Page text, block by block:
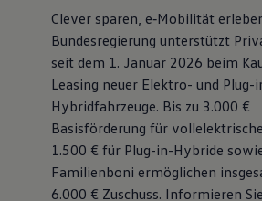
Clever sparen, e‑Mobilität
Bundesregierung unterstützt
seit dem 1. Januar 2026 beim
Leasing neuer Elektro- und Plug-
Hybridfahrzeuge. Bis zu 3.000 €
Basisförderung für
1.500 € für Plug-in-Hybride
Familienboni ermöglichen
6.000 € Zuschuss⁠. Informieren